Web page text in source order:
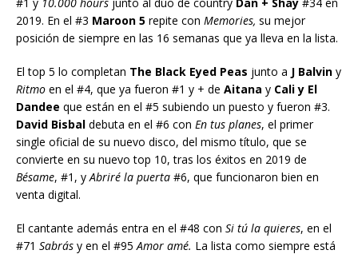
2019. En el #3 Maroon 5 repite con Memories, su mejor
posición de siempre en las 16 semanas que ya lleva en la lista.
El top 5 lo completan The Black Eyed Peas junto a J Balvin y
Ritmo en el #4, que ya fueron #1 y + de Aitana y Cali y El
Dandee que están en el #5 subiendo un puesto y fueron #3.
David Bisbal debuta en el #6 con En tus planes, el primer
single oficial de su nuevo disco, del mismo título, que se
convierte en su nuevo top 10, tras los éxitos en 2019 de
Bésame, #1, y Abriré la puerta #6, que funcionaron bien en
venta digital.
El cantante además entra en el #48 con Si tú la quieres, en el
#71 Sabrás y en el #95 Amor amé. La lista como siempre está